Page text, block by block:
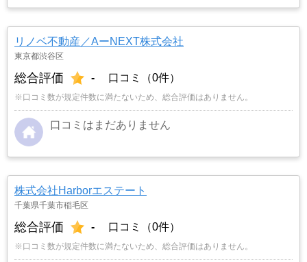
リノベ不動産／AーNEXT株式会社
東京都渋谷区
総合評価 - 口コミ（0件）
※口コミ数が規定件数に満たないため、総合評価はありません。
口コミはまだありません
株式会社Harborエステート
千葉県千葉市稲毛区
総合評価 - 口コミ（0件）
※口コミ数が規定件数に満たないため、総合評価はありません。